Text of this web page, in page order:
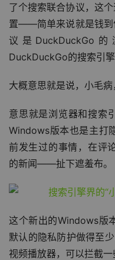
了个搜索联合协议，这
置——简单来说就是钱到
议是DuckDuckGo
DuckDuckGo的搜索引擎
大概意思就是说，小毛病
意思就是浏览器和搜索
Windows版本也是主打
前发生过的事情，在评
的新闻——扯下遮羞布。
这个新出的Windows版
默认的隐私防护做得至
视频播放器，可以拦截一